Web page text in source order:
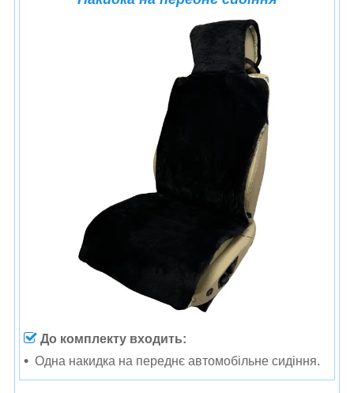
До комплекту входить:
Одна накидка на переднє автомобільне сидіння.